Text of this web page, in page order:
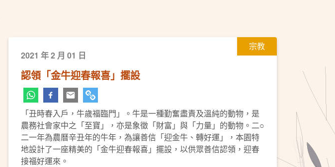
宗教
2021 年 2 月 01 日
認領「金牛迎春報喜」擺設
「丑時春入戶，牛歲福臨門」。牛是一種勤奮盡責及溫純的動物，是
農務社會家中之「至寶」，亦是象徵「財富」與「力量」的動物。二○
二一年為農曆辛丑年的牛年，為讓善信「迎金牛、轉好運」，本園特
地設計了一座精美的「金牛迎春報喜」擺設，以供眾善信認領，迎春
接福好運來。